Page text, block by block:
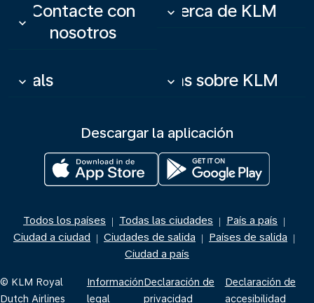
Contacte con
nosotros
keyboard_arrow_down
Acerca de KLM
keyboard_arrow_down
Deals
keyboard_arrow_down Más sobre KLM
keyboard_arrow_down
Descargar la aplicación
Todos los países | Todas las ciudades | País a país |
Ciudad a ciudad | Ciudades de salida | Países de salida |
Ciudad a país
© KLM Royal
Dutch Airlines
Información
legal
Declaración de
privacidad
Declaración de
accesibilidad